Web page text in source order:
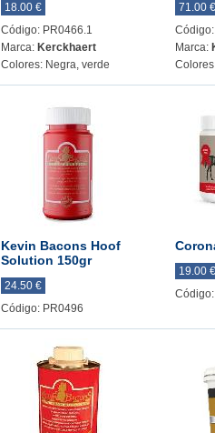
18.00 €
Código: PR0466.1
Marca: Kerckhaert
Colores: Negra, verde
71.00 €
Marca:
Kevin Bacons Hoof
Solution 150gr
24.50 €
Código: PR0496
19.00 €